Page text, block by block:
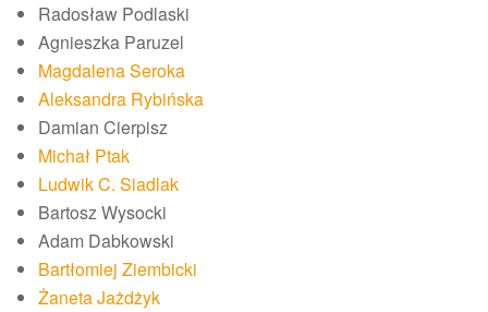
Radosław Podlaski
Agnieszka Paruzel
Magdalena Seroka
Aleksandra Rybińska
Damian Cierpisz
Michał Ptak
Ludwik C. Siadlak
Bartosz Wysocki
Adam Dabkowski
Bartłomiej Ziembicki
Żaneta Jażdżyk